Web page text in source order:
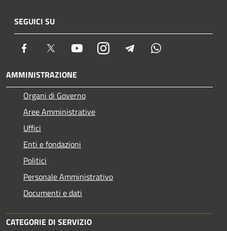
SEGUICI SU
Facebook Twitter YoutubeInstagram Telegram
AMMINISTRAZIONE
Organi di Governo
Aree Amministrative
Uffici
Enti e fondazioni
Politici
Personale Amministrativo
Documenti e dati
CATEGORIE DI SERVIZIO